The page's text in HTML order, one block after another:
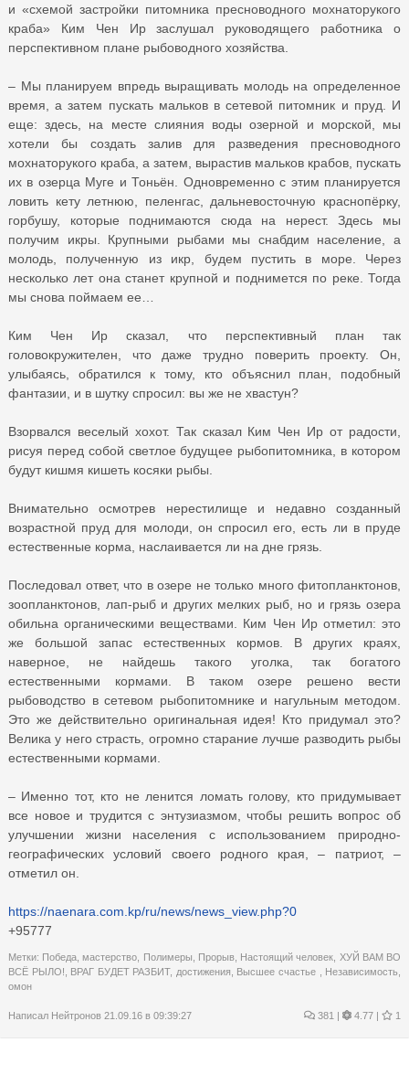
и «схемой застройки питомника пресноводного мохнаторукого
краба» Ким Чен Ир заслушал руководящего работника о
перспективном плане рыбоводного хозяйства.
– Мы планируем впредь выращивать молодь на определенное
время, а затем пускать мальков в сетевой питомник и пруд. И
еще: здесь, на месте слияния воды озерной и морской, мы
хотели бы создать залив для разведения пресноводного
мохнаторукого краба, а затем, вырастив мальков крабов, пускать
их в озерца Муге и Тоньён. Одновременно с этим планируется
ловить кету летнюю, пеленгас, дальневосточную краснопёрку,
горбушу, которые поднимаются сюда на нерест. Здесь мы
получим икры. Крупными рыбами мы снабдим население, а
молодь, полученную из икр, будем пустить в море. Через
несколько лет она станет крупной и поднимется по реке. Тогда
мы снова поймаем ее…
Ким Чен Ир сказал, что перспективный план так
головокружителен, что даже трудно поверить проекту. Он,
улыбаясь, обратился к тому, кто объяснил план, подобный
фантазии, и в шутку спросил: вы же не хвастун?
Взорвался веселый хохот. Так сказал Ким Чен Ир от радости,
рисуя перед собой светлое будущее рыбопитомника, в котором
будут кишмя кишеть косяки рыбы.
Внимательно осмотрев нерестилище и недавно созданный
возрастной пруд для молоди, он спросил его, есть ли в пруде
естественные корма, наслаивается ли на дне грязь.
Последовал ответ, что в озере не только много фитопланктонов,
зоопланктонов, лап-рыб и других мелких рыб, но и грязь озера
обильна органическими веществами. Ким Чен Ир отметил: это
же большой запас естественных кормов. В других краях,
наверное, не найдешь такого уголка, так богатого
естественными кормами. В таком озере решено вести
рыбоводство в сетевом рыбопитомнике и нагульным методом.
Это же действительно оригинальная идея! Кто придумал это?
Велика у него страсть, огромно старание лучше разводить рыбы
естественными кормами.
– Именно тот, кто не ленится ломать голову, кто придумывает
все новое и трудится с энтузиазмом, чтобы решить вопрос об
улучшении жизни населения с использованием природно-
географических условий своего родного края, – патриот, –
отметил он.
https://naenara.com.kp/ru/news/news_view.php?0
+95777
Метки: Победа ,мастерство Полимеры Прорыв, Настоящий человек
ХУЙ ВАМ ВО
ВСЁ РЫЛО!
ВРАГ БУДЕТ РАЗБИТ, достижения Высшее счастье Независимость
омон
Написал Нейтронов 21.09.16 в 09:39:27 381 | 4.77 | 1